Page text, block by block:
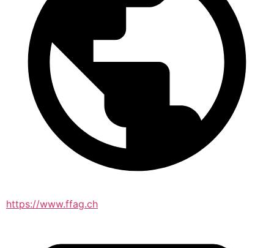
https://www.ffag.ch